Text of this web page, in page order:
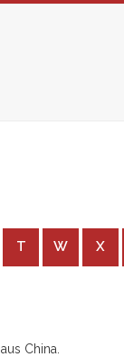
T W X
China.